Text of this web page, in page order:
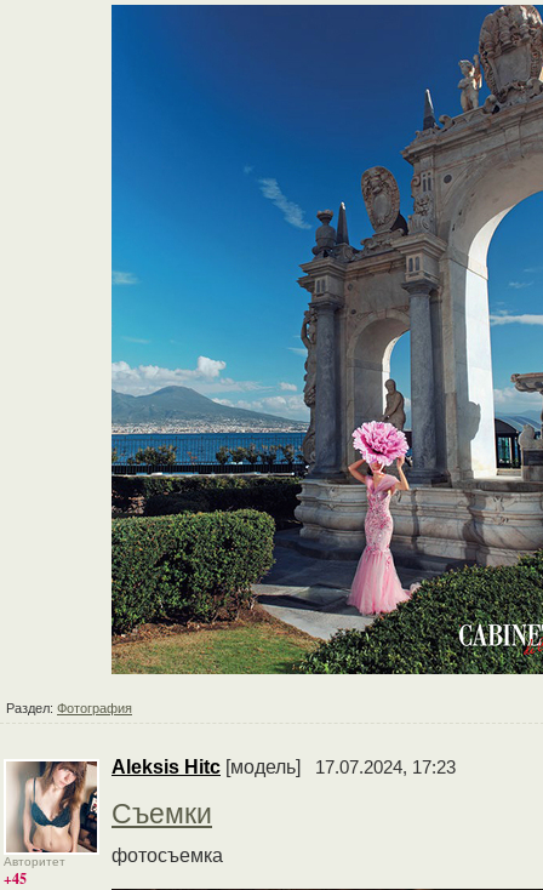
Раздел: Фотография
Авторитет
+45
Aleksis Hitc [модель] 17.07.2024, 17:23
Съемки
фотосъемка